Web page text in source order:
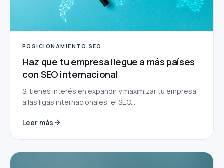
POSICIONAMIENTO SEO
Haz que tu empresa llegue a más países
con SEO internacional
Si tienes interés en expandir y maximizar tu empresa
a las ligas internacionales, el SEO...
Leer más